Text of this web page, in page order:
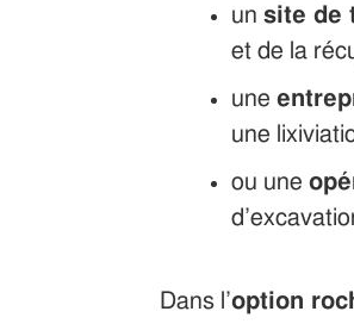
unsite de
et de la
une
une
ou une
Dans l’option